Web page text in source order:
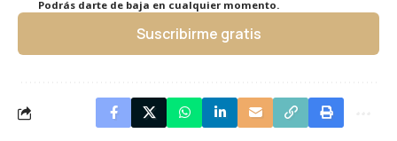
Podrás darte de baja en cualquier momento.
Suscribirme gratis